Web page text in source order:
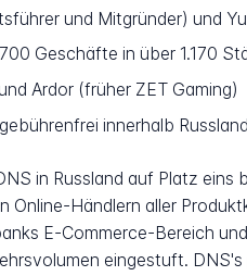
und Mitgründer) und
Geschäfte in über 1.170
Ardor (früher ZET Gaming)
innerhalb
in Russland auf Platz
Online-Händlern aller
E-Commerce-Bereich
eingestuft.